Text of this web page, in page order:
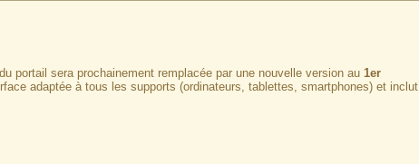
portail sera prochainement remplacée par une nouvelle version au 1er
adaptée à tous les supports (ordinateurs, tablettes, smartphones) et inclut